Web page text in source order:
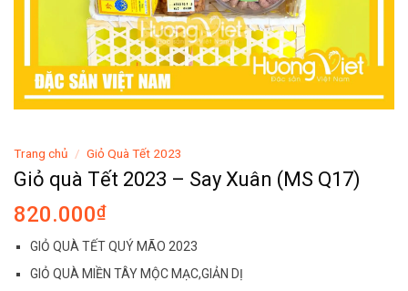
Trang chủ / Giỏ Quà Tết 2023
Giỏ quà Tết 2023 – Say Xuân (MS Q17)
820.000₫
GIỎ QUÀ TẾT QUÝ MÃO 2023
GIỎ QUÀ MIỀN TÂY MỘC MẠC,GIẢN DỊ